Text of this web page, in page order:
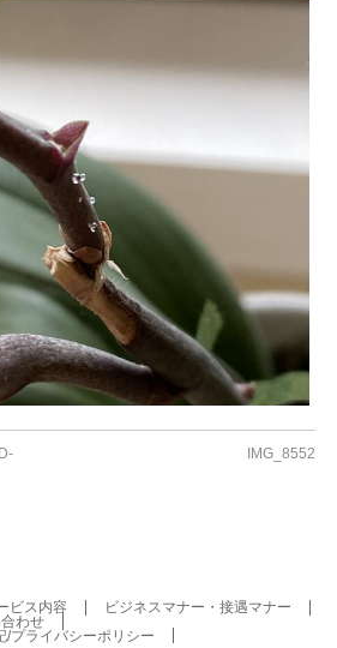
IMG_8552
ビス内容
ビジネスマナー・接遇マナー
わせ
/プライバシーポリシー